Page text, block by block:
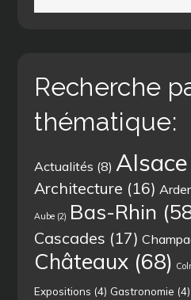
Recherche
thématique:
Actualités (8) Alsace
Architecture (16)
Aube (2) Bas-Rhin
Cascades (17)
Châteaux (68)
Expositions (4) Gastronomie (4)